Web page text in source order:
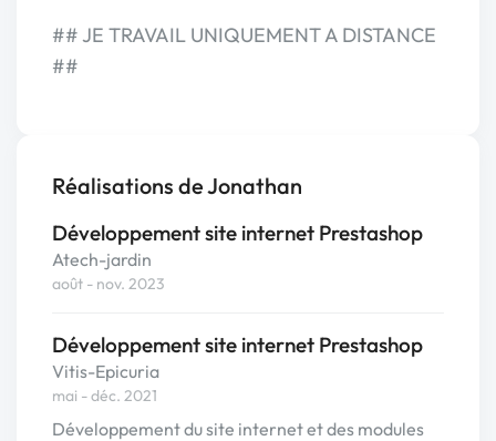
## JE TRAVAIL UNIQUEMENT A DISTANCE
##
Réalisations de Jonathan
Développement site internet Prestashop
Atech-jardin
août - nov. 2023
Développement site internet Prestashop
Vitis-Epicuria
mai - déc. 2021
Développement du site internet et des modules